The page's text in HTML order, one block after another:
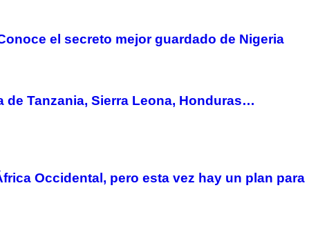
el secreto mejor guardado de Nigeria
de Tanzania, Sierra Leona, Honduras…
Occidental, pero esta vez hay un plan para